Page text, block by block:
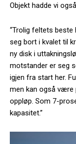
Objekt hadde vi
“Trolig feltets beste
seg bort i kvalet til
ny disk i
motstander er seg
igjen fra start her.
men kan også
oppløp. Som 7-
kapasitet.”